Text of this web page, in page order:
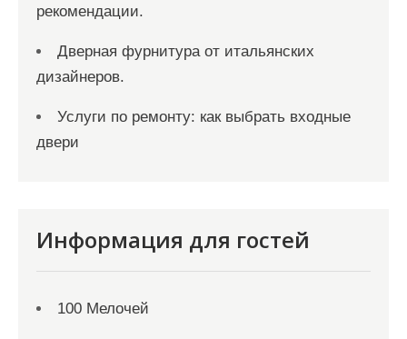
рекомендации.
Дверная фурнитура от итальянских
дизайнеров.
Услуги по ремонту: как выбрать входные
двери
Информация для гостей
100 Мелочей